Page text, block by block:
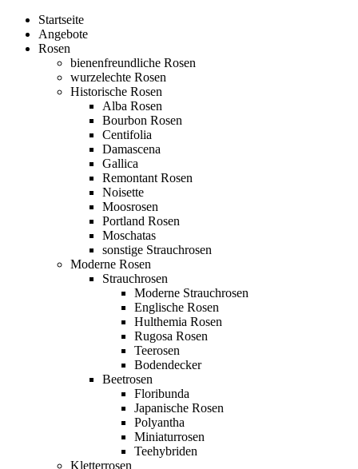
Startseite
Angebote
Rosen
bienenfreundliche Rosen
wurzelechte Rosen
Historische Rosen
Alba Rosen
Bourbon Rosen
Centifolia
Damascena
Gallica
Remontant Rosen
Noisette
Moosrosen
Portland Rosen
Moschatas
sonstige Strauchrosen
Moderne Rosen
Strauchrosen
Moderne Strauchrosen
Englische Rosen
Hulthemia Rosen
Rugosa Rosen
Teerosen
Bodendecker
Beetrosen
Floribunda
Japanische Rosen
Polyantha
Miniaturrosen
Teehybriden
Kletterrosen